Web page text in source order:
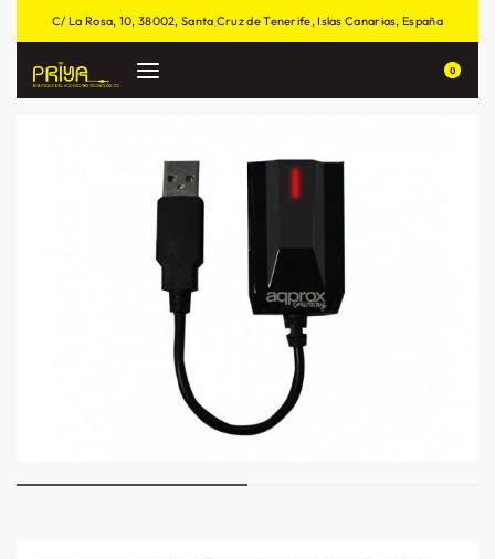
C/ La Rosa, 10, 38002, Santa Cruz de Tenerife, Islas Canarias, España
0